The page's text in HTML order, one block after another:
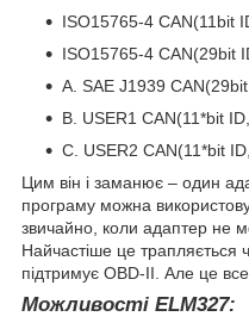
ISO15765-4 CAN(11bit
ISO15765-4 CAN(29bit
A. SAE J1939
B. USER1 CAN(11*bit
C. USER2 CAN(11*bit
Цим він і заманює – один
програму можна
звичайно, коли адаптер не
Найчастіше це
підтримує OBD-II. Але це
Можливості ELM327: